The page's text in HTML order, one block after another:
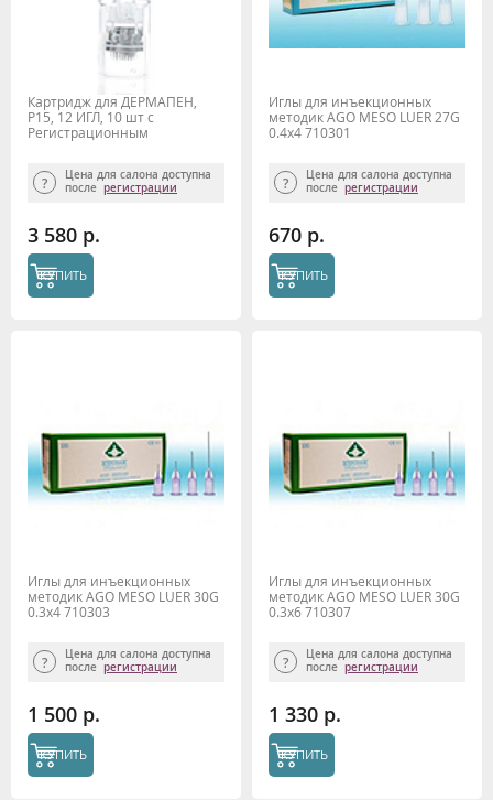
Картридж для ДЕРМАПЕН,
P15, 12 ИГЛ, 10 шт с
Регистрационным
Цена для салона доступна
после регистрации
3 580 р.
КУПИТЬ
Иглы для инъекционных
методик AGO MESO LUER 27G
0.4x4 710301
Цена для салона доступна
после регистрации
670 р.
КУПИТЬ
Иглы для инъекционных
методик AGO MESO LUER 30G
0.3x4 710303
Цена для салона доступна
после регистрации
1 500 р.
КУПИТЬ
Иглы для инъекционных
методик AGO MESO LUER 30G
0.3x6 710307
Цена для салона доступна
после регистрации
1 330 р.
КУПИТЬ